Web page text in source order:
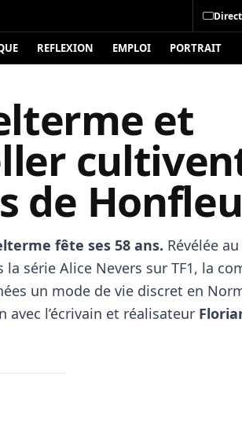
REFLEXION EMPLOI PORTRAIT
et
de
fête ses 58 ans. Révélée
série Alice Nevers sur TF1, la
un mode de vie discret en
l’écrivain et réalisateur